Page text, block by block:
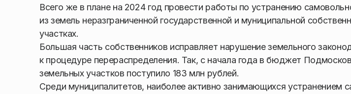
Всего же в плане на 2024 год провести работы по устранению
из земель неразграниченной государственной и муниципальной
участках.
Большая часть собственников исправляет нарушение земельного
к процедуре перераспределения. Так, с начала года в бюджет
земельных участков поступило 183 млн рублей.
Среди муниципалитетов, наиболее активно занимающихся устранением